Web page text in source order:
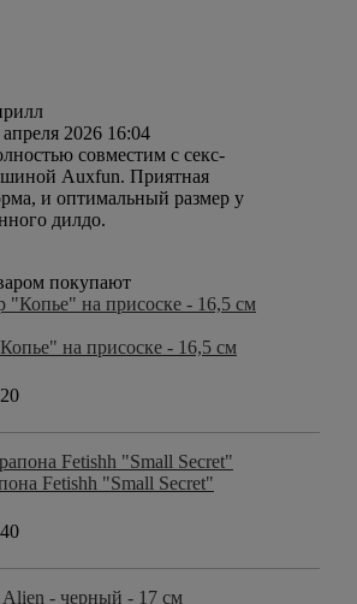
апреля 2026 16:04
совместим с секс-
Auxfun. Приятная
и оптимальный размер у
дилдо.
покупают
на присоске - 16,5 см
Fetishh "Small Secret"